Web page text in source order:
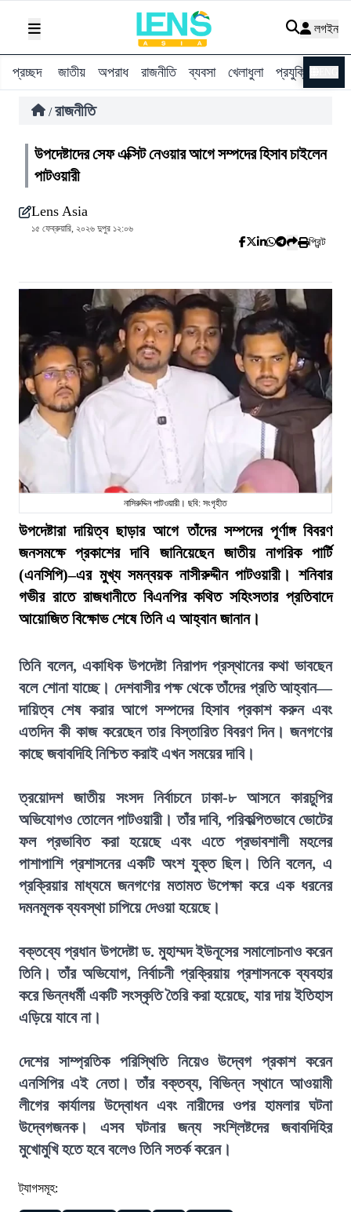
লগইন
প্রচ্ছদ জাতীয় অপরাধ রাজনীতি ব্যবসা খেলাধুলা প্রযুক্তি
/ রাজনীতি
উপদেষ্টাদের সেফ এক্সিট নেওয়ার আগে সম্পদের হিসাব চাইলেন
পাটওয়ারী
Lens Asia
১৫ ফেব্রুয়ারি, ২০২৬ দুপুর ১২:০৬
প্রিন্ট
নাসিরুদ্দিন পাটওয়ারী। ছবি: সংগৃহীত
উপদেষ্টারা দায়িত্ব ছাড়ার আগে তাঁদের সম্পদের পূর্ণাঙ্গ বিবরণ
জনসমক্ষে প্রকাশের দাবি জানিয়েছেন জাতীয় নাগরিক পার্টি
(এনসিপি)–এর মুখ্য সমন্বয়ক নাসীরুদ্দীন পাটওয়ারী। শনিবার
গভীর রাতে রাজধানীতে বিএনপির কথিত সহিংসতার প্রতিবাদে
আয়োজিত বিক্ষোভ শেষে তিনি এ আহ্বান জানান।
তিনি বলেন, একাধিক উপদেষ্টা নিরাপদ প্রস্থানের কথা ভাবছেন
বলে শোনা যাচ্ছে। দেশবাসীর পক্ষ থেকে তাঁদের প্রতি আহ্বান—
দায়িত্ব শেষ করার আগে সম্পদের হিসাব প্রকাশ করুন এবং
এতদিন কী কাজ করেছেন তার বিস্তারিত বিবরণ দিন। জনগণের
কাছে জবাবদিহি নিশ্চিত করাই এখন সময়ের দাবি।
ত্রয়োদশ জাতীয় সংসদ নির্বাচনে ঢাকা-৮ আসনে কারচুপির
অভিযোগও তোলেন পাটওয়ারী। তাঁর দাবি, পরিকল্পিতভাবে ভোটের
ফল প্রভাবিত করা হয়েছে এবং এতে প্রভাবশালী মহলের
পাশাপাশি প্রশাসনের একটি অংশ যুক্ত ছিল। তিনি বলেন, এ
প্রক্রিয়ার মাধ্যমে জনগণের মতামত উপেক্ষা করে এক ধরনের
দমনমূলক ব্যবস্থা চাপিয়ে দেওয়া হয়েছে।
বক্তব্যে প্রধান উপদেষ্টা ড. মুহাম্মদ ইউনূসের সমালোচনাও করেন
তিনি। তাঁর অভিযোগ, নির্বাচনী প্রক্রিয়ায় প্রশাসনকে ব্যবহার
করে ভিন্নধর্মী একটি সংস্কৃতি তৈরি করা হয়েছে, যার দায় ইতিহাস
এড়িয়ে যাবে না।
দেশের সাম্প্রতিক পরিস্থিতি নিয়েও উদ্বেগ প্রকাশ করেন
এনসিপির এই নেতা। তাঁর বক্তব্য, বিভিন্ন স্থানে আওয়ামী
লীগের কার্যালয় উদ্বোধন এবং নারীদের ওপর হামলার ঘটনা
উদ্বেগজনক। এসব ঘটনার জন্য সংশ্লিষ্টদের জবাবদিহির
মুখোমুখি হতে হবে বলেও তিনি সতর্ক করেন।
ট্যাগসমূহ: